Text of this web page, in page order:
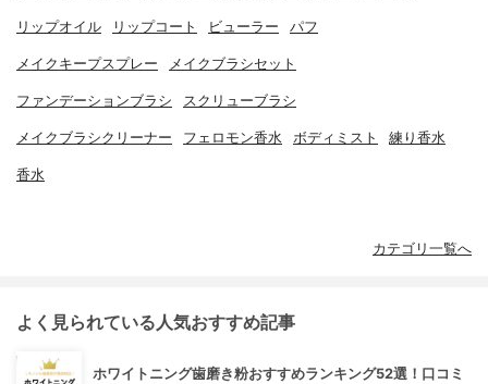
リップオイル リップコート ビューラー パフ
メイクキープスプレー メイクブラシセット
ファンデーションブラシ スクリューブラシ
メイクブラシクリーナー フェロモン香水 ボディミスト 練り香水
香水
カテゴリ一覧へ
よく見られている人気おすすめ記事
ホワイトニング歯磨き粉おすすめランキング52選！口コミ